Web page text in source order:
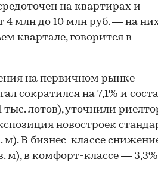
на квартирах и
4 млн до 10 млн руб. — на
квартале, говорится в
на первичном рынке
сократился на 7,1% и
тыс. лотов), уточнили
новостроек
м). В бизнес-классе
м), в комфорт-классе — 3,3%